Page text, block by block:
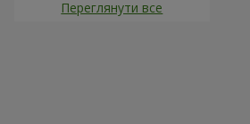
Переглянути все